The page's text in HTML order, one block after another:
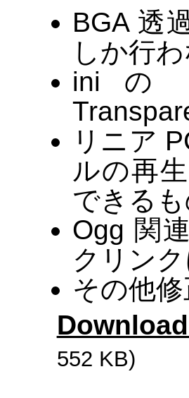
BGA 透
しか行
ini の
リニア
ルの再
できる
Ogg 関
クリン
その他
552 KB)